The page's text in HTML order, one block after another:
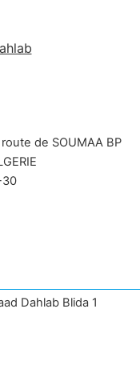
de SOUMAA BP
30
Dahlab Blida 1